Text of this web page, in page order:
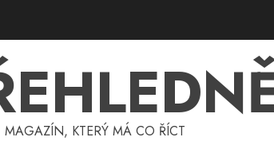
MAGAZÍN, KTERÝ MÁ CO ŘÍCT